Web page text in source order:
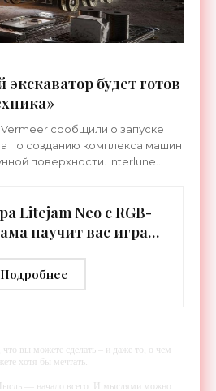
будет готов
сообщили о запуске
по созданию комплекса машин
поверхности. Interlune
Litejam Neo с RGB-
научит вас играть
Подробнее
что вы можете сделать – и даже то, о чем
хотя бы мечтать.
— начало всего. И мыслями можно